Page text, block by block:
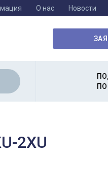
О нас Новости
2XU